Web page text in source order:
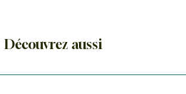
Découvrez aussi